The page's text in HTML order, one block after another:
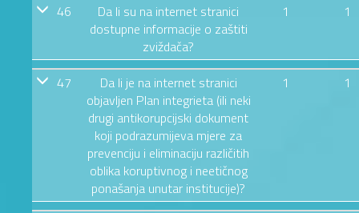
46
Da li su na internet stranici
dostupne informacije o zaštiti
zviždača?
1 1
47
Da li je na internet stranici
objavljen Plan integrieta (ili neki
drugi antikorupcijski dokument
koji podrazumijeva mjere za
prevenciju i eliminaciju različitih
oblika koruptivnog i neetičnog
ponašanja unutar institucije)?
1 1